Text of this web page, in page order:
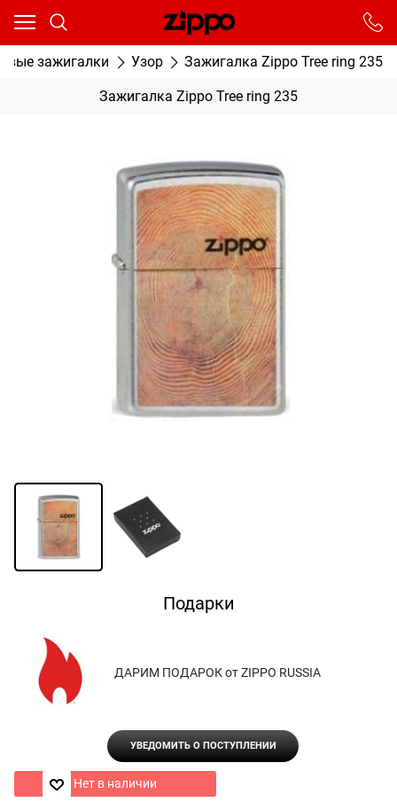
зажигалки Узор Зажигалка Zippo Tree ring 235
Зажигалка Zippo Tree ring 235
Подарки
ДАРИМ ПОДАРОК от ZIPPO RUSSIA
УВЕДОМИТЬ О ПОСТУПЛЕНИИ
Нет в наличии
Ваш город - Москва,
От выбранного города зависят сроки доставки